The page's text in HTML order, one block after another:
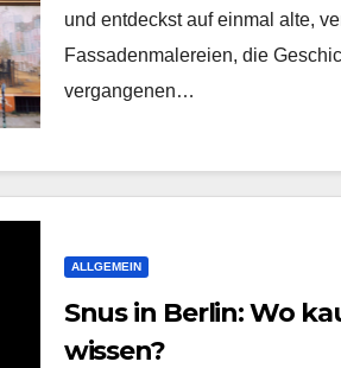
und entdeckst auf einmal alte,
Fassadenmalereien, die
vergangenen…
ALLGEMEIN
Snus in Berlin: Wo
wissen?